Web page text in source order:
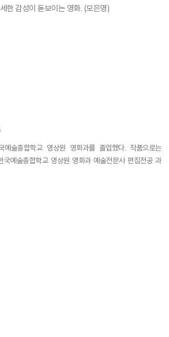
한 감성이 돋보이는 영화. (모은영)
술종합학교 영상원 영화과를 졸업했다. 작품으로는
예술종합학교 영상원 영화과 예술전문사 편집전공 과